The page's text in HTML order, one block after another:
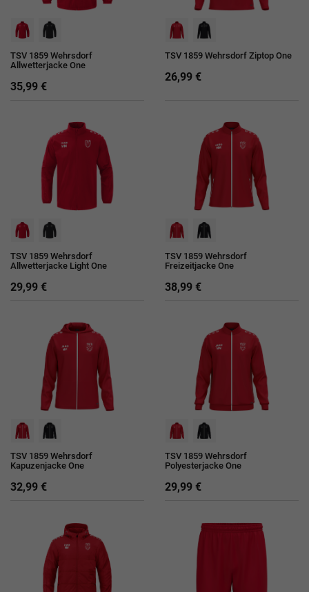
TSV 1859 Wehrsdorf
Allwetterjacke One
35,99 €
TSV 1859 Wehrsdorf Ziptop One
26,99 €
TSV 1859 Wehrsdorf
Allwetterjacke Light One
29,99 €
TSV 1859 Wehrsdorf
Freizeitjacke One
38,99 €
TSV 1859 Wehrsdorf
Kapuzenjacke One
32,99 €
TSV 1859 Wehrsdorf
Polyesterjacke One
29,99 €